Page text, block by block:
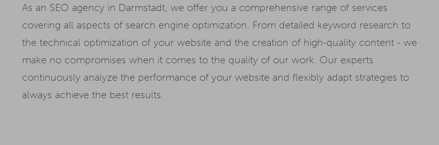
As an SEO agency in Darmstadt, we offer you a comprehensive range of services
covering all aspects of search engine optimization. From detailed keyword research to
the technical optimization of your website and the creation of high-quality content - we
make no compromises when it comes to the quality of our work. Our experts
continuously analyze the performance of your website and flexibly adapt strategies to
always achieve the best results.